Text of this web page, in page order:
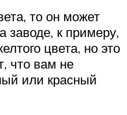
то он может
заводе, к примеру,
цвета, но это
что вам не
или красный